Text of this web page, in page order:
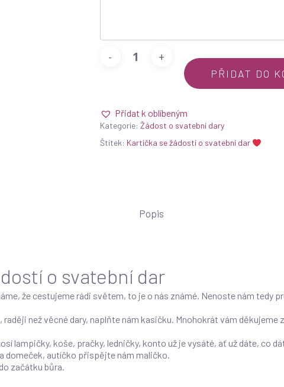
PŘIDAT DO
Přidat k oblíbeným
Kategorie: Žádost o svatební dary
Štítek: Kartička se žádostí o svatební dar
Popis
o svatební dar
že cestujeme rádi světem, to je o nás známé. Nenoste nám tedy
než věcné dary, naplňte nám kasičku. Mnohokrát vám
lampičky, koše, pračky, ledničky, konto už je vysáté, ať už dáte, co
domeček, autíčko přispějte nám maličko.
začátku bůra.